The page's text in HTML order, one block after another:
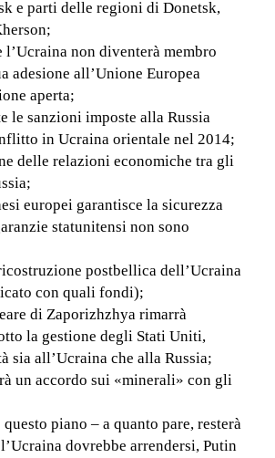
e parti delle regioni di Donetsk,
l’Ucraina non diventerà membro
adesione all’Unione Europea
aperta;
le sanzioni imposte alla Russia
in Ucraina orientale nel 2014;
delle relazioni economiche tra gli
europei garantisce la sicurezza
statunitensi non sono
postbellica dell’Ucraina
con quali fondi);
di Zaporizhzhya rimarrà
la gestione degli Stati Uniti,
sia all’Ucraina che alla Russia;
un accordo sui «minerali» con gli
piano – a quanto pare, resterà
dovrebbe arrendersi, Putin